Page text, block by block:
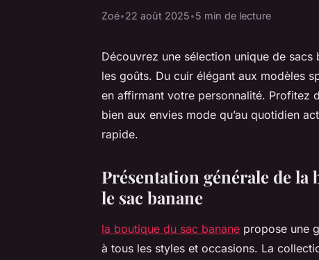
Zoé•22 août 2025•5 min de lecture
Découvrez une sélection unique de
les goûts. Du cuir élégant aux modèles
en affirmant votre personnalité. Profitez
bien aux envies mode qu’au quotidien
rapide.
Présentation générale de
le sac banane
la boutique du sac banane propose une
à tous les styles et occasions. La